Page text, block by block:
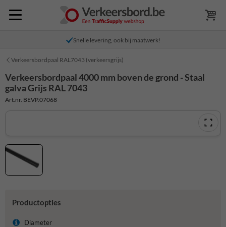
Snelle levering, ook bij maatwerk!
Verkeersbordpaal RAL7043 (verkeersgrijs)
Verkeersbordpaal 4000 mm boven de grond - Staal
galva Grijs RAL 7043
Art.nr. BEVP.07068
Productopties
Diameter